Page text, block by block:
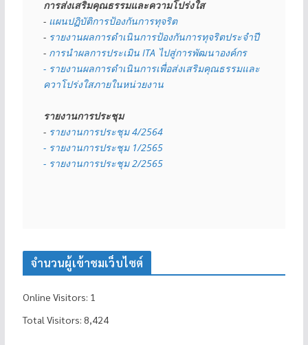
การส่งเสริมคุณธรรมและความโปร่งใส
- แผนปฏิบัติการป้องกันการทุจริต
- รายงานผลการดำเนินการป้องกันการทุจริตประจำปี
- การนำผลการประเมิน ITA ไปสู่การพัฒนาองค์กร
- รายงานผลการดำเนินการเพื่อส่งเสริมคุณธรรมและ
ควาโปร่งใสภายในหน่วยงาน
รายงานการประชุม
- รายงานการประชุม 4/2564
- รายงานการประชุม 1/2565
- รายงานการประชุม 2/2565
จำนวนผู้เข้าชมเว็บไซต์
Online Visitors: 1
Total Visitors: 8,424